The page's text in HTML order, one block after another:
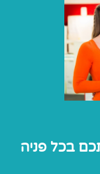
בכל פניה